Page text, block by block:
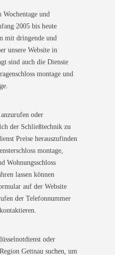
Wochentage und
2005 bis heute
mit dringende und
unsere Website in
sind auch die Dienste
montage und
oder
der Schließtechnik zu
Preise herauszufinden
montage,
Wohnungsschloss
lassen können
auf der Website
der Telefonnummer
oder
Gettnau suchen, um